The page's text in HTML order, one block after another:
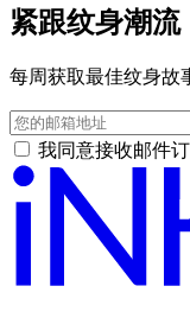
紧跟纹身潮流
每周获取最佳纹身故
我同意接收邮件